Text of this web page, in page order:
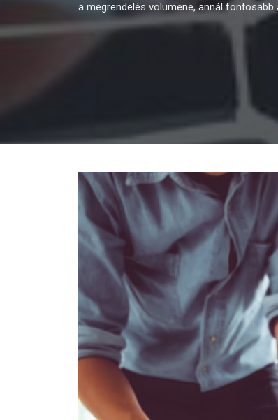
a megrendelés volumene, annál